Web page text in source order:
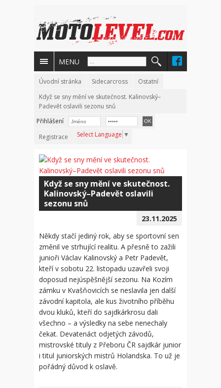
MENU
Úvodní stránka Sidecarcross
Ostatní
Když se sny mění ve skutečnost. Kalinovský–
Padevět oslavili sezonu snů
Přihlášení
Registrace
Select Language ▼
Když se sny mění ve skutečnost.
Kalinovský–Padevět oslavili
sezonu snů
23.11.2025
Někdy stačí jediný rok, aby se sportovní sen
změnil ve strhující realitu. A přesně to zažili
junioři Václav Kalinovský a Petr Padevět,
kteří v sobotu 22. listopadu uzavřeli svoji
doposud nejúspěšnější sezonu. Na Kozím
zámku v Kvašňovicích se neslavila jen další
závodní kapitola, ale kus životního příběhu
dvou kluků, kteří do sajdkárkrosu dali
všechno – a výsledky na sebe nenechaly
čekat. Devatenáct odjetých závodů,
mistrovské tituly z Přeboru ČR sajdkár junior
i titul juniorských mistrů Holandska. To už je
pořádný důvod k oslavě.